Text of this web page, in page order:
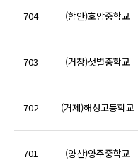
704 (함안)호암중학교
703 (거창)샛별중학교
702 (거제)해성고등학교
701 (양산)양주중학교